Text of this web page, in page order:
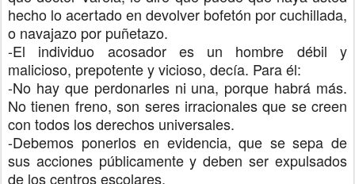
hecho lo acertado en devolver bofetón por cuchillada,
o navajazo por puñetazo.
-El individuo acosador es un hombre débil y
malicioso, prepotente y vicioso, decía. Para él:
-No hay que perdonarles ni una, porque habrá más.
No tienen freno, son seres irracionales que se creen
con todos los derechos universales.
-Debemos ponerlos en evidencia, que se sepa de
sus acciones públicamente y deben ser expulsados
de los centros escolares.